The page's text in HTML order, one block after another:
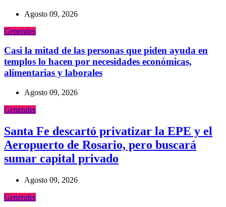
Agosto 09, 2026
Generales
Casi la mitad de las personas que piden ayuda en
templos lo hacen por necesidades económicas,
alimentarias y laborales
Agosto 09, 2026
Generales
Santa Fe descartó privatizar la EPE y el
Aeropuerto de Rosario, pero buscará
sumar capital privado
Agosto 09, 2026
Generales